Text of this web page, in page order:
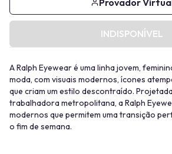
INDISPONÍVEL
A Ralph Eyewear é uma linha jovem,
moda, com visuais modernos, ícones
que criam um estilo descontraído.
trabalhadora metropolitana, a Ralph
modernos que permitem uma transição
o fim de semana.